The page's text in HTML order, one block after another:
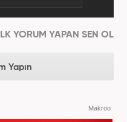
İLK YORUM YAPAN SEN OL
Yapın
Makroo